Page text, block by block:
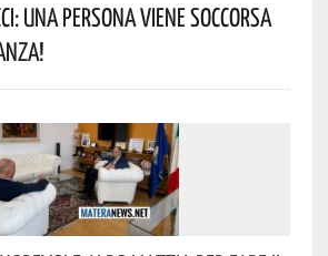
Una Persona Viene Soccorsa